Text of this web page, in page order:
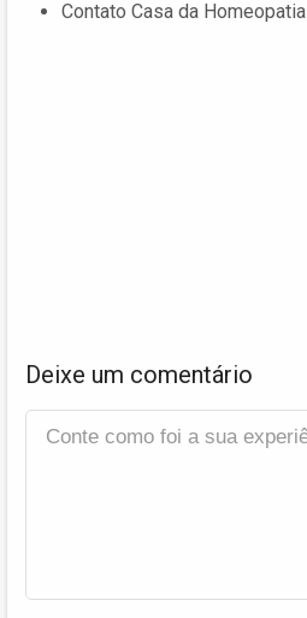
Contato Casa da Homeopatia
Deixe um comentário